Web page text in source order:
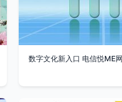
数字文化新入口 电信悦ME